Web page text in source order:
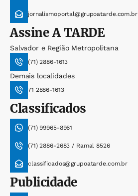
jornalismoportal@grupoatarde.com.br
AssineA TARDE
Salvador e Região Metropolitana
(71) 2886-1613
Demais localidades
71 2886-1613
Classificados
(71) 99965-8961
(71) 2886-2683 / Ramal 8526
classificados@grupoatarde.com.br
Publicidade